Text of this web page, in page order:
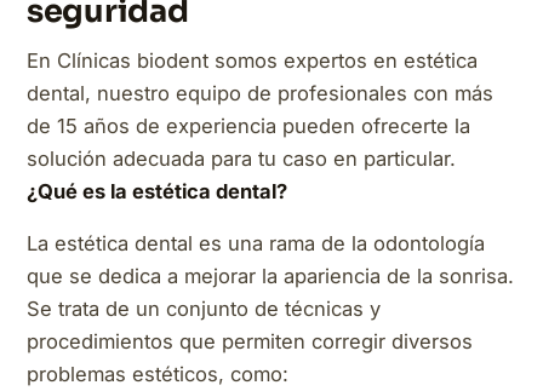
seguridad
En Clínicas biodent somos expertos en estética
dental, nuestro equipo de profesionales con más
de 15 años de experiencia pueden ofrecerte la
solución adecuada para tu caso en particular.
¿Qué es la estética dental?
La estética dental es una rama de la odontología
que se dedica a mejorar la apariencia de la sonrisa.
Se trata de un conjunto de técnicas y
procedimientos que permiten corregir diversos
problemas estéticos, como: